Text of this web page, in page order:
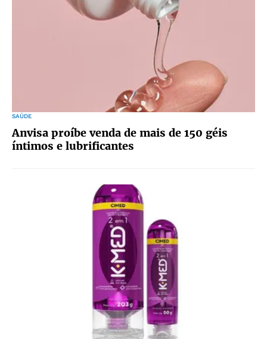
SAÚDE
Anvisa proíbe venda de mais de 150 géis
íntimos e lubrificantes